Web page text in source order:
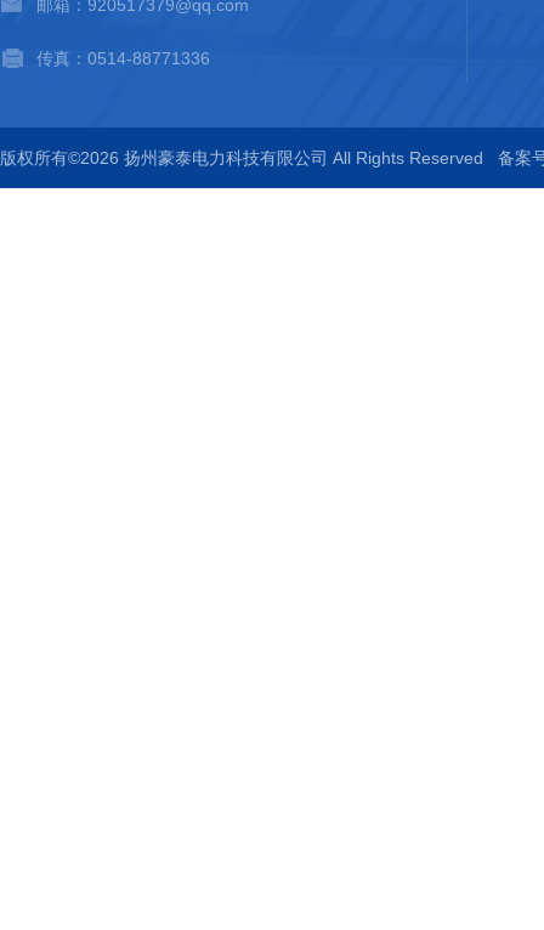
邮箱：920517379@qq.com
传真：0514-88771336
版权所有©2026 扬州豪泰电力科技有限公司 All Rights Reserved 备案